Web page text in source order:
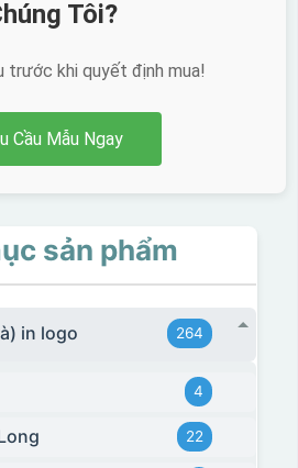
Tôi?
trước khi quyết định mua!
Cầu Mẫu Ngay
sản phẩm
in logo 264
4
22